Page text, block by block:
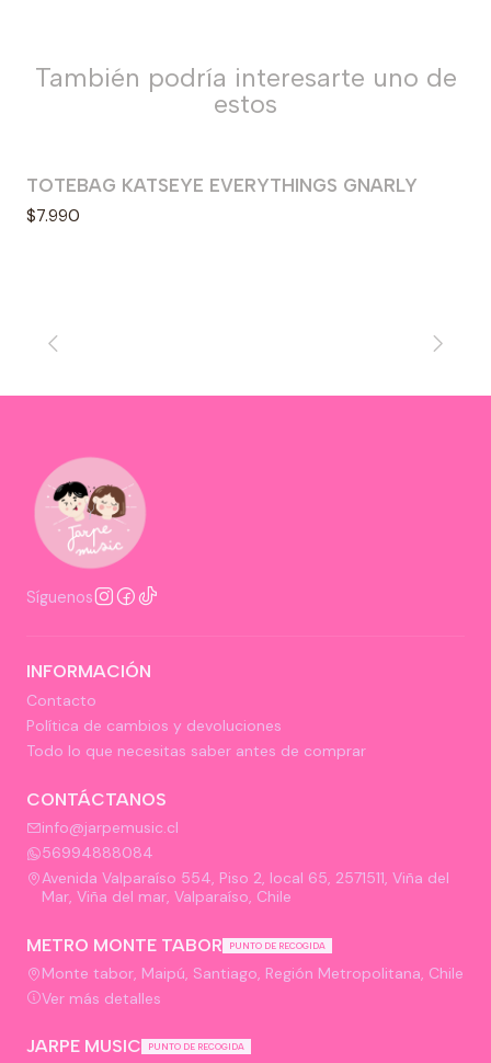
También podría interesarte uno de
estos
TOTEBAG KATSEYE EVERYTHINGS GNARLY
$7.990
Síguenos
INFORMACIÓN
Contacto
Política de cambios y devoluciones
Todo lo que necesitas saber antes de comprar
CONTÁCTANOS
info@jarpemusic.cl
56994888084
Avenida Valparaíso 554, Piso 2, local 65, 2571511, Viña del
Mar, Viña del mar, Valparaíso, Chile
METRO MONTE TABOR PUNTO DE RECOGIDA
Monte tabor, Maipú, Santiago, Región Metropolitana, Chile
Ver más detalles
JARPE MUSIC PUNTO DE RECOGIDA